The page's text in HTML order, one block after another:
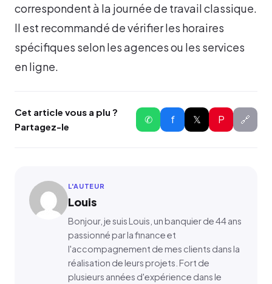
correspondent à la journée de travail classique.
Il est recommandé de vérifier les horaires
spécifiques selon les agences ou les services
en ligne.
Cet article vous a plu ?
Partagez-le
✆ f 𝕏 P 🔗
L'AUTEUR
Louis
Bonjour, je suis Louis, un banquier de 44 ans
passionné par la finance et
l'accompagnement de mes clients dans la
réalisation de leurs projets. Fort de
plusieurs années d'expérience dans le